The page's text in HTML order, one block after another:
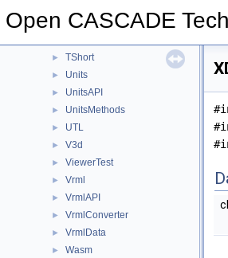
Open CASCADE
► Transfer
► TShort
► Units
► UnitsAPI
► UnitsMethods
► UTL
► V3d
► ViewerTest
► Vrml
► VrmlAPI
► VrmlConverter
► VrmlData
► Wasm